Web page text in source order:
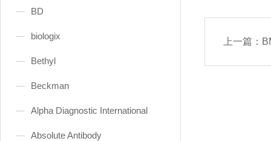
BD
biologix
Bethyl
Beckman
Alpha Diagnostic International
Absolute Antibody
上一篇：